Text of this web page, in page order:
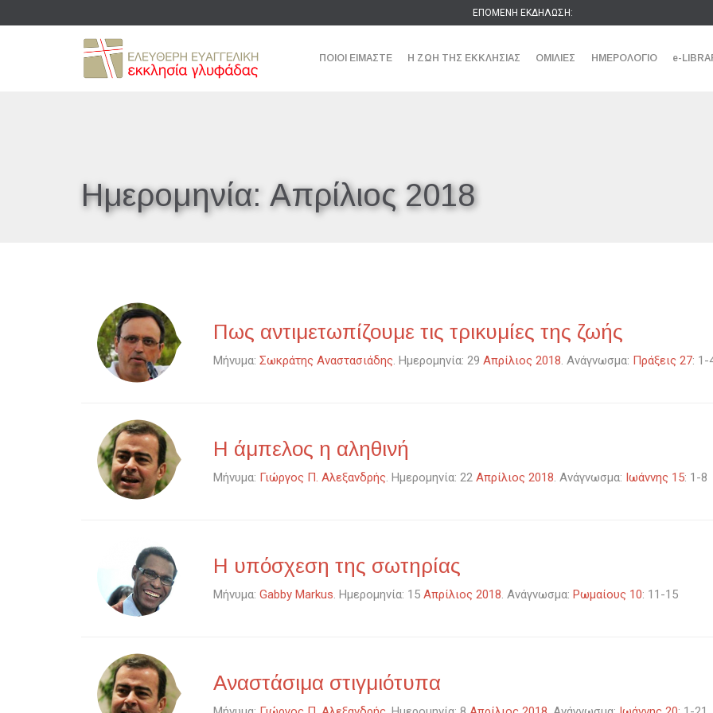
ΕΠΟΜΕΝΗ ΕΚΔΗΛΩΣΗ:
ΠΟΙΟΙ ΕΙΜΑΣΤΕ Η ΖΩΗ ΤΗΣ ΕΚΚΛΗΣΙΑΣ ΟΜΙΛΙΕΣ ΗΜΕΡΟΛΟΓΙΟ e-
Ημερομηνία: Απρίλιος 2018
Πως αντιμετωπίζουμε τις τρικυμίες της ζωής
Μήνυμα: Σωκράτης Αναστασιάδης. Ημερομηνία: 29 Απρίλιος 2018. Ανάγνωσμα: Πράξεις 27: 1-
Η άμπελος η αληθινή
Μήνυμα: Γιώργος Π. Αλεξανδρής. Ημερομηνία: 22 Απρίλιος 2018. Ανάγνωσμα: Ιωάννης 15: 1-8
Η υπόσχεση της σωτηρίας
Μήνυμα: Gabby Markus. Ημερομηνία: 15 Απρίλιος 2018. Ανάγνωσμα: Ρωμαίους 10: 11-15
Αναστάσιμα στιγμιότυπα